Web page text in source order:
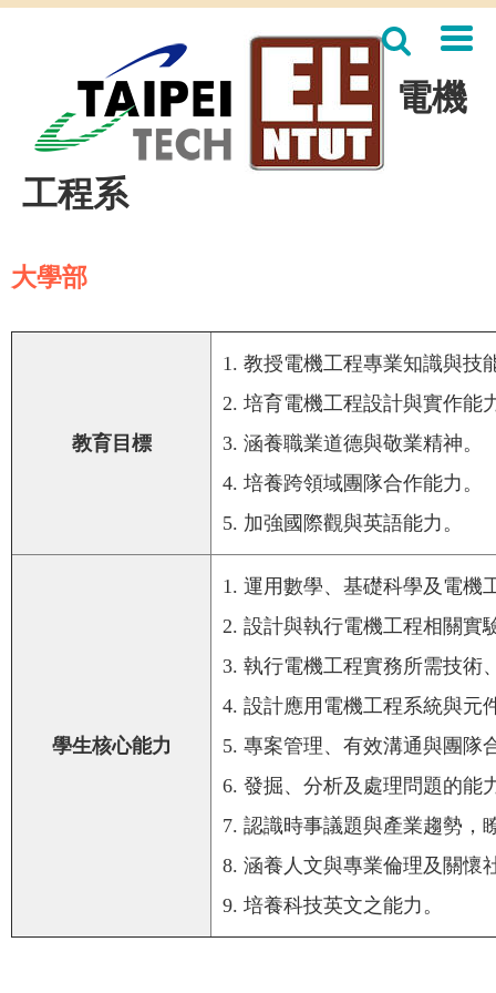
電機
工程系
大學部
教育目標
1. 教授電機工程專業知識與技
2. 培育電機工程設計與實作能
3. 涵養職業道德與敬業精神。
4. 培養跨領域團隊合作能力。
5. 加強國際觀與英語能力。
學生核心能力
1. 運用數學、基礎科學及電機
2. 設計與執行電機工程相關實
3. 執行電機工程實務所需技術
4. 設計應用電機工程系統與元
5. 專案管理、有效溝通與團隊
6. 發掘、分析及處理問題的能
7. 認識時事議題與產業趨勢，
8. 涵養人文與專業倫理及關懷
9. 培養科技英文之能力。